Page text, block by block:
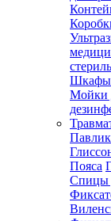
Шкафы
Мойки
Пояса
Спицы